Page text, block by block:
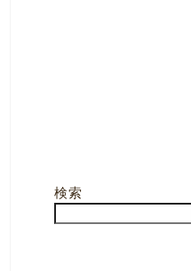
検索